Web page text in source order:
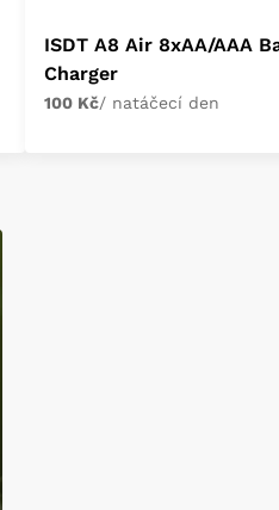
ISDT A8 Air 8xAA/AAA
Charger
100 Kč/ natáčecí den